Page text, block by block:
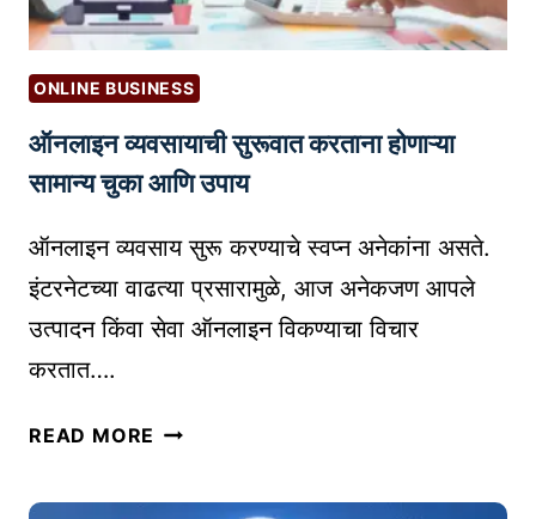
त
?
W
A
T
O
S
E
N
M
रू
क
रू
न
वे
ग
क
ठ
रा
B
O
ONLINE BUSINESS
ऑनलाइन व्यवसायाची सुरूवात करताना होणाऱ्या
सामान्य चुका आणि उपाय
ऑनलाइन व्यवसाय सुरू करण्याचे स्वप्न अनेकांना असते.
इंटरनेटच्या वाढत्या प्रसारामुळे, आज अनेकजण आपले
उत्पादन किंवा सेवा ऑनलाइन विकण्याचा विचार
करतात….
READ MORE ऑ